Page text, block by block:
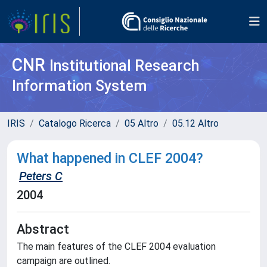
CNR Institutional Research
Information System
IRIS Catalogo Ricerca 05 Altro 05.12 Altro
What happened in CLEF 2004?
Peters C
2004
Abstract
The main features of the CLEF 2004 evaluation
campaign are outlined.